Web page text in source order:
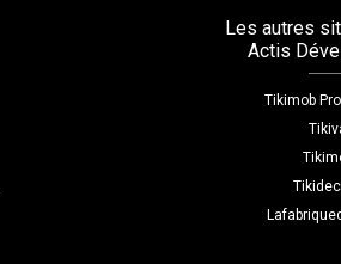
Les autres
Actis
Tikimob